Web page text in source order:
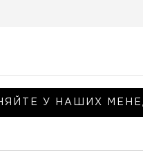
У НАШИХ